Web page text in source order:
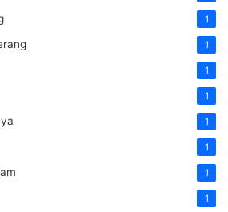
1
1
1
1
1
1
1
1